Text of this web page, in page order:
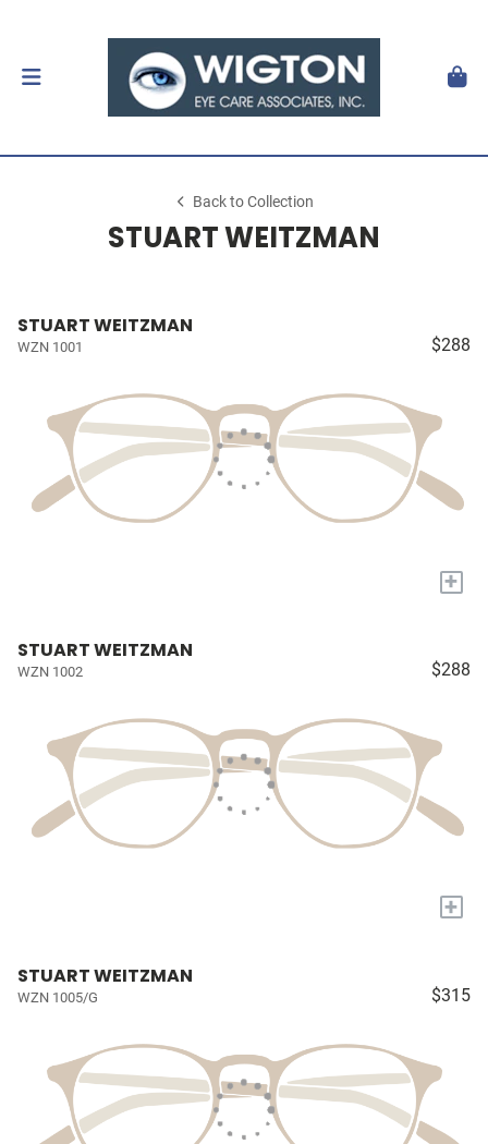
Back to Collection
STUART WEITZMAN
STUART WEITZMAN
WZN 1001 $288
+
STUART WEITZMAN
WZN 1002 $288
+
STUART WEITZMAN
WZN 1005/G $315